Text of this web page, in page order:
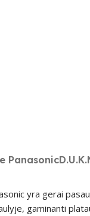
PanasonicD.U.K.
yra gerai
gaminanti